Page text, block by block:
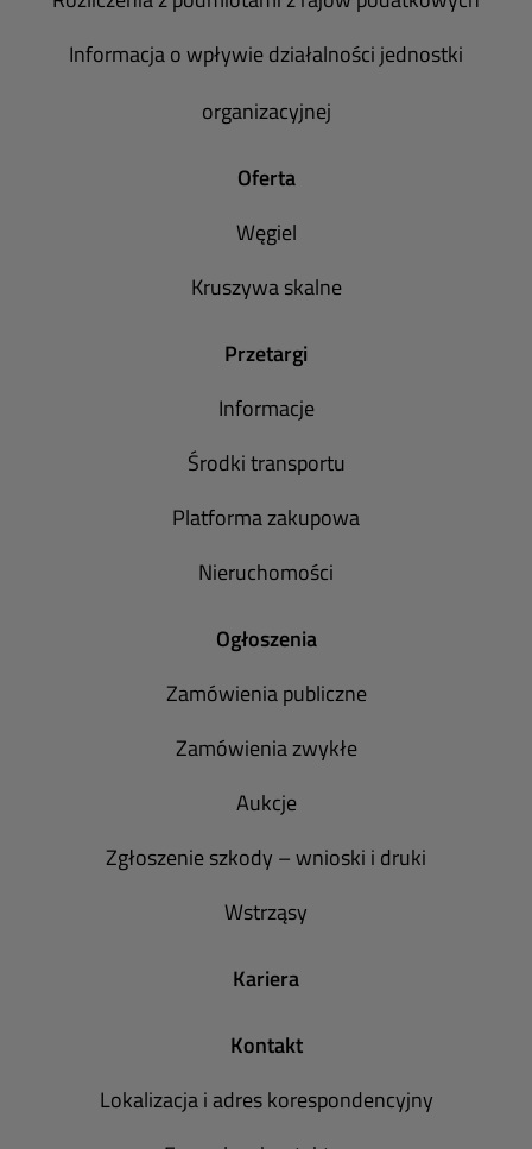
Informacja o wpływie działalności jednostki
organizacyjnej
Oferta
Węgiel
Kruszywa skalne
Przetargi
Informacje
Środki transportu
Platforma zakupowa
Nieruchomości
Ogłoszenia
Zamówienia publiczne
Zamówienia zwykłe
Aukcje
Zgłoszenie szkody – wnioski i druki
Wstrząsy
Kariera
Kontakt
Lokalizacja i adres korespondencyjny